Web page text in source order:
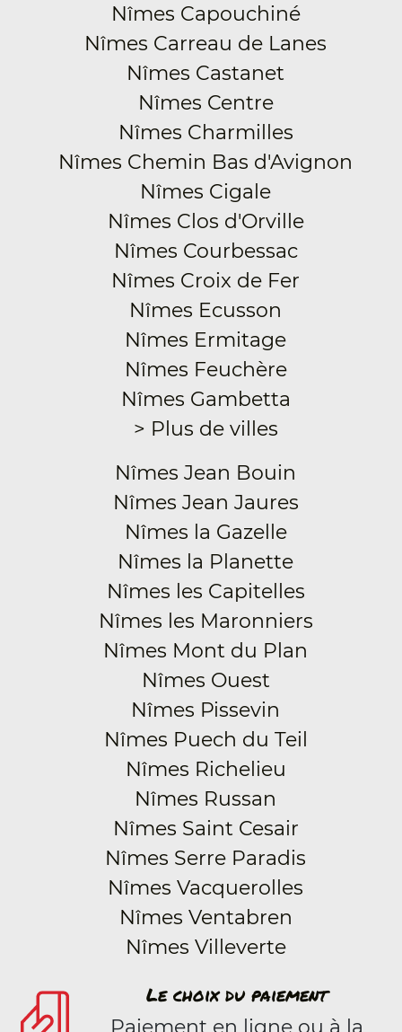
Nîmes Capouchiné
Nîmes Carreau de Lanes
Nîmes Castanet
Nîmes Centre
Nîmes Charmilles
Nîmes Chemin Bas d'Avignon
Nîmes Cigale
Nîmes Clos d'Orville
Nîmes Courbessac
Nîmes Croix de Fer
Nîmes Ecusson
Nîmes Ermitage
Nîmes Feuchère
Nîmes Gambetta
> Plus de villes
Nîmes Jean Bouin
Nîmes Jean Jaures
Nîmes la Gazelle
Nîmes la Planette
Nîmes les Capitelles
Nîmes les Maronniers
Nîmes Mont du Plan
Nîmes Ouest
Nîmes Pissevin
Nîmes Puech du Teil
Nîmes Richelieu
Nîmes Russan
Nîmes Saint Cesair
Nîmes Serre Paradis
Nîmes Vacquerolles
Nîmes Ventabren
Nîmes Villeverte
Le choix du paiement
Paiement en ligne ou à la